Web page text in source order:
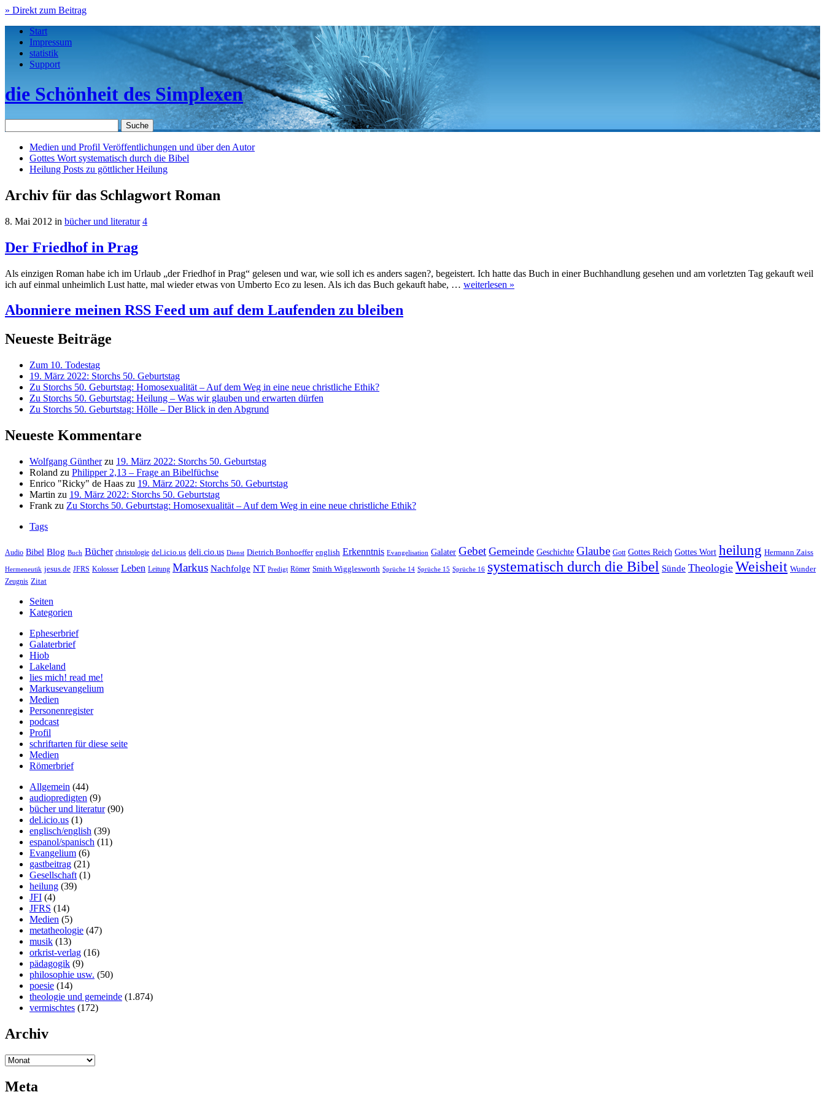
» Direkt zum Beitrag
Start
Impressum
statistik
Support
die Schönheit des Simplexen
Medien und Profil Veröffentlichungen und über den Autor
Gottes Wort systematisch durch die Bibel
Heilung Posts zu göttlicher Heilung
Archiv für das Schlagwort Roman
8. Mai 2012 in bücher und literatur 4
Der Friedhof in Prag
Als einzigen Roman habe ich im Urlaub „der Friedhof in Prag“ gelesen und war, wie soll ich es anders sagen?, begeistert. Ich hatte das Buch in einer Buchhandlung gesehen und am vorletzten Tag gekauft weil
ich auf einmal unheimlich Lust hatte, mal wieder etwas von Umberto Eco zu lesen. Als ich das Buch gekauft habe, … weiterlesen »
Abonniere meinen RSS Feed um auf dem Laufenden zu bleiben
Neueste Beiträge
Zum 10. Todestag
19. März 2022: Storchs 50. Geburtstag
Zu Storchs 50. Geburtstag: Homosexualität – Auf dem Weg in eine neue christliche Ethik?
Zu Storchs 50. Geburtstag: Heilung – Was wir glauben und erwarten dürfen
Zu Storchs 50. Geburtstag: Hölle – Der Blick in den Abgrund
Neueste Kommentare
Wolfgang Güntherzu 19. März 2022: Storchs 50. Geburtstag
Roland zu Philipper 2,13 – Frage an Bibelfüchse
Enrico "Ricky" de Haas zu 19. März 2022: Storchs 50. Geburtstag
Martin zu 19. März 2022: Storchs 50. Geburtstag
Frank zu Zu Storchs 50. Geburtstag: Homosexualität – Auf dem Weg in eine neue christliche Ethik?
Tags
Audio Bibel Blog Buch Bücher christologie del.icio.us deli.cio.us Dienst Dietrich Bonhoeffer english Erkenntnis Evangelisation Galater Gebet Gemeinde Geschichte Glaube Gott Gottes Reich Gottes Wort heilung Hermann Zaiss
Hermeneutik jesus.de JFRS Kolosser Leben Leitung Markus Nachfolge NT Predigt Römer Smith Wigglesworth Sprüche 14 Sprüche 15 Sprüche 16 systematisch durch die Bibel Sünde Theologie Weisheit Wunder
Zeugnis Zitat
Seiten
Kategorien
Epheserbrief
Galaterbrief
Hiob
Lakeland
lies mich! read me!
Markusevangelium
Medien
Personenregister
podcast
Profil
schriftarten für diese seite
Medien
Römerbrief
Allgemein (44)
audiopredigten (9)
bücher und literatur(90)
del.icio.us (1)
englisch/english (39)
espanol/spanisch (11)
Evangelium (6)
gastbeitrag (21)
Gesellschaft (1)
heilung (39)
JFI (4)
JFRS (14)
Medien (5)
metatheologie (47)
musik (13)
orkrist-verlag (16)
pädagogik (9)
philosophie usw. (50)
poesie (14)
theologie und gemeinde (1.874)
vermischtes (172)
Archiv
Meta